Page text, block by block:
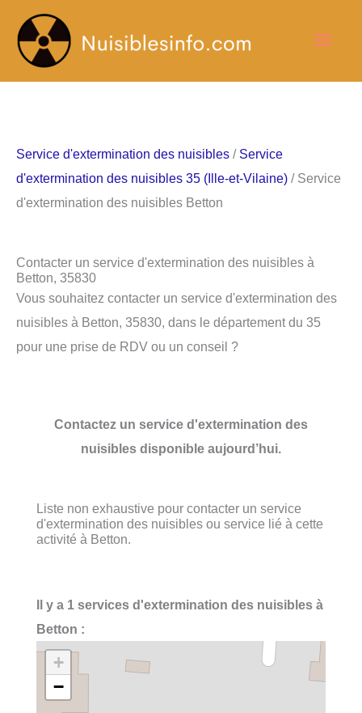
contenu
Service d'extermination des nuisibles / Service
d'extermination des nuisibles 35 (Ille-et-Vilaine) / Service
d'extermination des nuisibles Betton
Contacter un service d'extermination des nuisibles à
Betton, 35830
Vous souhaitez contacter un service d'extermination des
nuisibles à Betton, 35830, dans le département du 35
pour une prise de RDV ou un conseil ?
Contactez un service d'extermination des
nuisibles disponible aujourd’hui.
Liste non exhaustive pour contacter un service
d'extermination des nuisibles ou service lié à cette
activité à Betton.
Il y a 1 services d'extermination des nuisibles à
Betton :
+
−